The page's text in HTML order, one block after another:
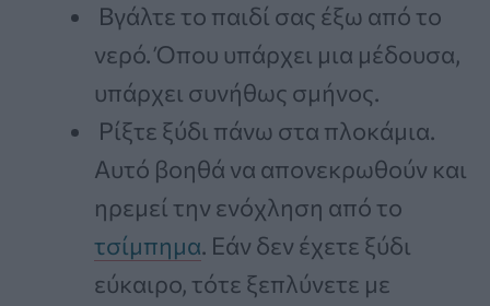
Βγάλτε το παιδί σας έξω από το
νερό. Όπου υπάρχει μια μέδουσα,
υπάρχει συνήθως σμήνος.
Ρίξτε ξύδι πάνω στα πλοκάμια.
Αυτό βοηθά να απονεκρωθούν και
ηρεμεί την ενόχληση από το
τσίμπημα. Εάν δεν έχετε ξύδι
εύκαιρο, τότε ξεπλύνετε με